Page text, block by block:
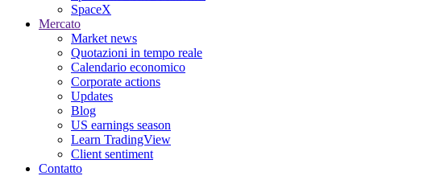
SpaceX
Mercato
Market news
Quotazioni in tempo reale
Calendario economico
Corporate actions
Updates
Blog
US earnings season
Learn TradingView
Client sentiment
Contatto